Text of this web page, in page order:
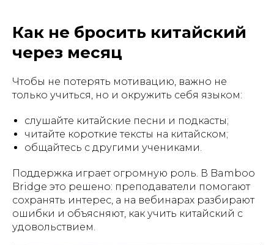
Как не бросить китайский
через месяц
Чтобы не потерять мотивацию, важно не
только учиться, но и окружить себя языком:
слушайте китайские песни и подкасты;
читайте короткие тексты на китайском;
общайтесь с другими учениками.
Поддержка играет огромную роль. В Bamboo
Bridge это решено: преподаватели помогают
сохранять интерес, а на вебинарах разбирают
ошибки и объясняют, как учить китайский с
удовольствием.